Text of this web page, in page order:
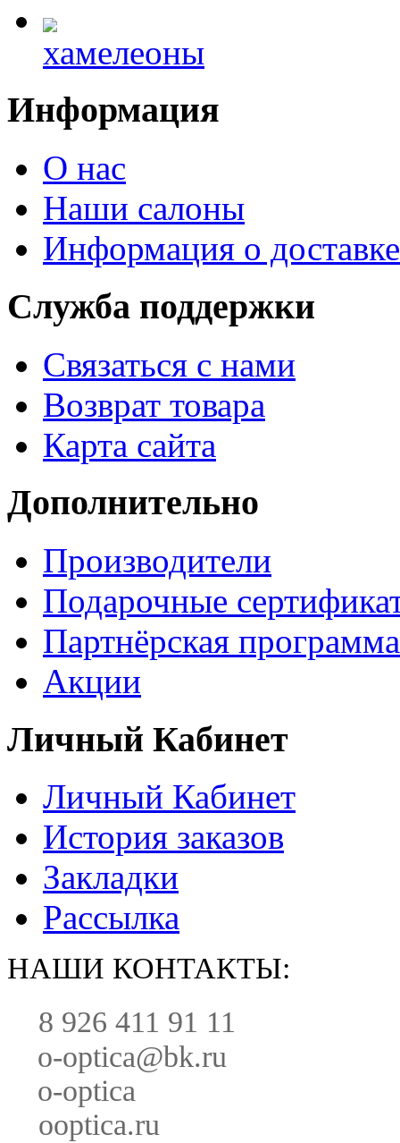
хамелеоны
Информация
О нас
Наши салоны
Информация о доставке
Служба поддержки
Связаться с нами
Возврат товара
Карта сайта
Дополнительно
Производители
Подарочные
Партнёрская программа
Акции
Личный Кабинет
Личный Кабинет
История заказов
Закладки
Рассылка
НАШИ КОНТАКТЫ:
8 926 411 91 11
o-optica@bk.ru
o-optica
ooptica.ru